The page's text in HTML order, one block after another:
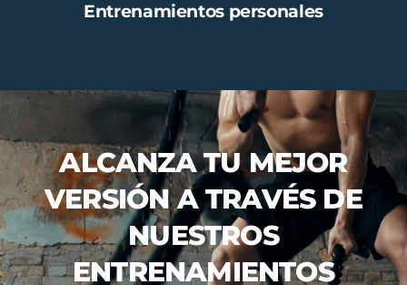
Entrenamientos personales
ALCANZA TU MEJOR
VERSIÓN A TRAVÉS DE
NUESTROS
ENTRENAMIENTOS